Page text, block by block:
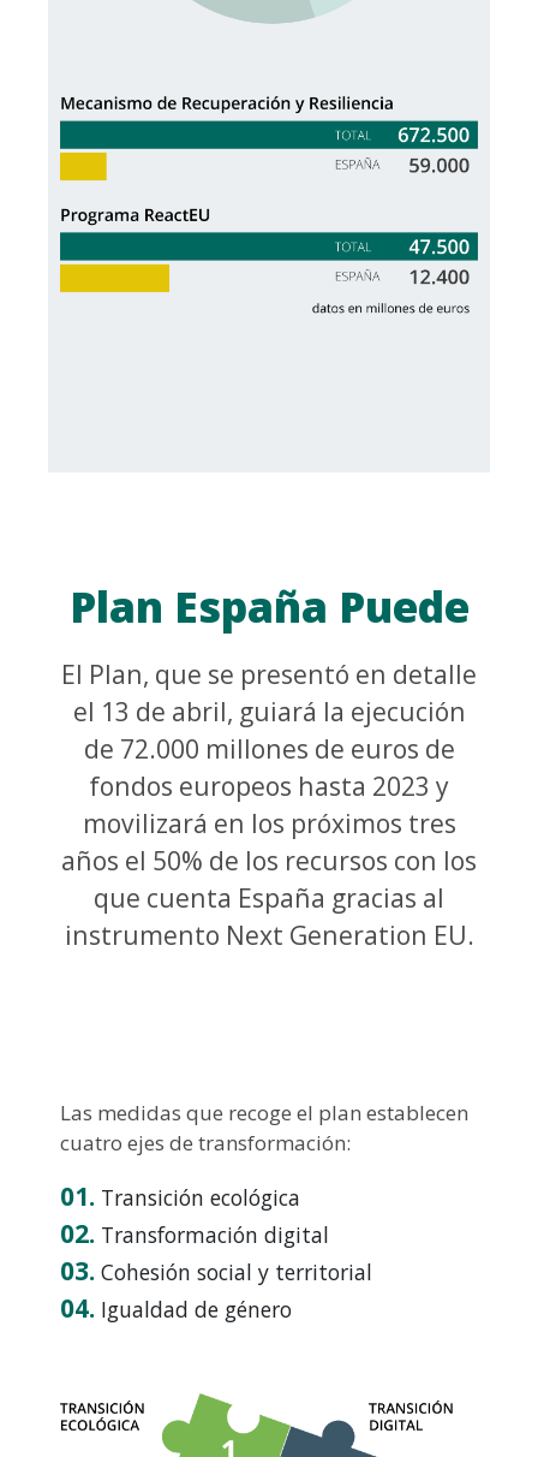
Plan España Puede
El Plan, que se presentó en detalle
el 13 de abril, guiará la ejecución
de 72.000 millones de euros de
fondos europeos hasta 2023 y
movilizará en los próximos tres
años el 50% de los recursos con los
que cuenta España gracias al
instrumento Next Generation EU.
Las medidas que recoge el plan establecen
cuatro ejes de transformación:
01. Transición ecológica
02. Transformación digital
03. Cohesión social y territorial
04. Igualdad de género